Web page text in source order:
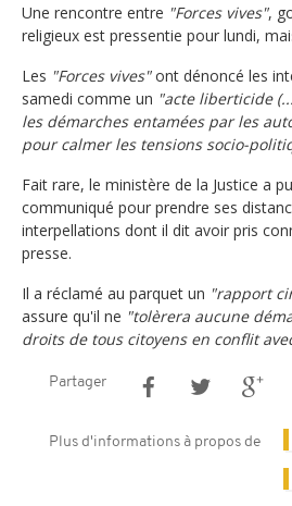
Une rencontre entre "Forces vives",
religieux est pressentie pour lundi,
Les "Forces vives"ont dénoncé les
samedi comme un "acte liberticide
les démarches entamées par les
pour calmer les tensions socio-
Fait rare, le ministère de la Justice a
communiqué pour prendre ses
interpellations dont il dit avoir pris
presse.
Il a réclamé au parquet un "rapport
assure qu'il ne "tolèrera aucune
droits de tous citoyens en conflit
Partager
Plus d'informations à propos de